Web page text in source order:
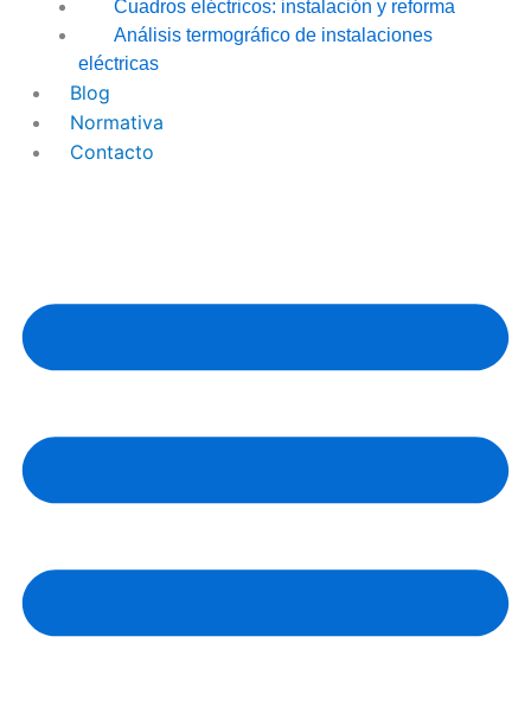
Cuadros eléctricos: instalación y reforma
Análisis termográfico de instalaciones
eléctricas
Blog
Normativa
Contacto